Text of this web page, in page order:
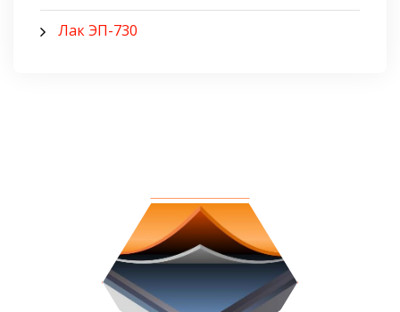
Лак ЭП-730